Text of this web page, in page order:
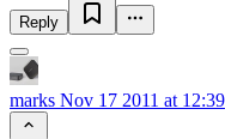
Reply
marks Nov 17 2011 at 12:39